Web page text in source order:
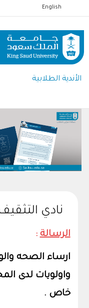
إلى
المحتوى
الرئيسي
English
الأندية الطلابية
نادي
الرسالة:
ارساء الصحه
واولويات لدى
خاص .